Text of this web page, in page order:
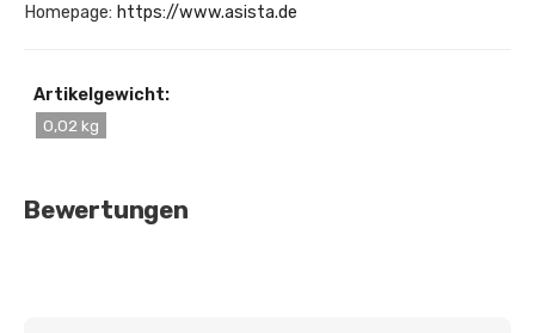
Homepage: https://www.asista.de
Artikelgewicht:
0,02 kg
Bewertungen